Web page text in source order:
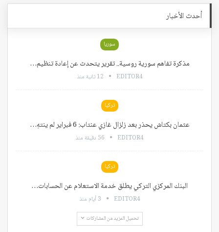
أحدث الأخبار
سوريا
مذكرة تفاهم سورية روسية.. تقرير يتحدث عن إعادة تنظيم…
EDITOR4 12 ثانية منذ
تركيا
عثمان بكتاش يحذر بعد زلزال غازي عنتاب: 6 فبراير لم ينتهِ…
EDITOR4 56 دقيقة منذ
تركيا
البنك المركزي التركي يطلق خدمة الاستعلام عن الحسابات…
EDITOR4 3 أيام منذ
تحميل المزيد من المشاركات